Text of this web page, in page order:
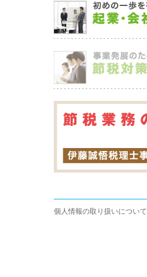
個人情報の取り扱いについて